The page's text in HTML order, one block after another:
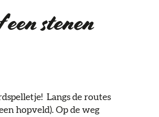
een stenen
Langs de routes
hopveld). Op de weg